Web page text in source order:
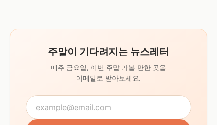
주말이 기다려지는 뉴스레터
매주 금요일, 이번 주말 가볼 만한 곳을
이메일로 받아보세요.